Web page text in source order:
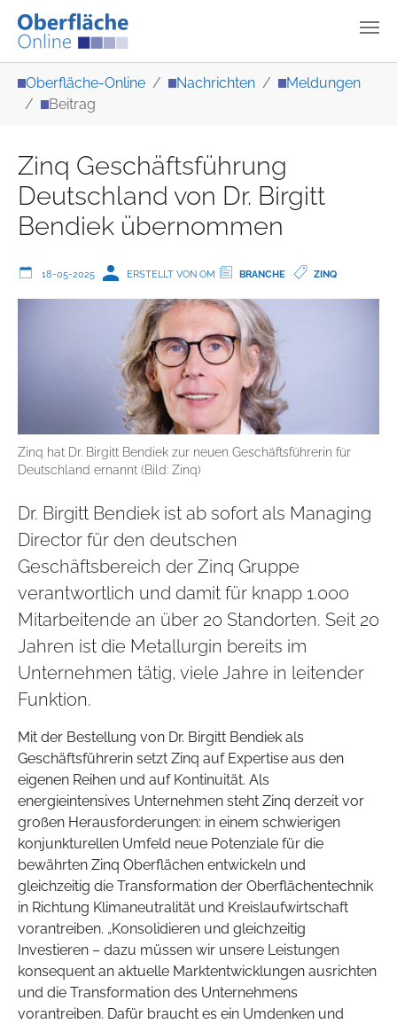
Oberfläche-Online Nachrichten
Meldungen
Beitrag
Zinq Geschäftsführung
Deutschland von Dr. Birgitt
Bendiek übernommen
18-05-2025 ERSTELLT VON OM BRANCHE ZINQ
Zinq hat Dr. Birgitt Bendiek zur neuen Geschäftsführerin für
Deutschland ernannt (Bild: Zinq)
Dr. Birgitt Bendiek ist ab sofort als Managing
Director für den deutschen
Geschäftsbereich der Zinq Gruppe
verantwortlich und damit für knapp 1.000
Mitarbeitende an über 20 Standorten. Seit 20
Jahren ist die Metallurgin bereits im
Unternehmen tätig, viele Jahre in leitender
Funktion.
Mit der Bestellung von Dr. Birgitt Bendiek als
Geschäftsführerin setzt Zinq auf Expertise aus den
eigenen Reihen und auf Kontinuität. Als
energieintensives Unternehmen steht Zinq derzeit vor
großen Herausforderungen: in einem schwierigen
konjunkturellen Umfeld neue Potenziale für die
bewährten Zinq Oberflächen entwickeln und
gleichzeitig die Transformation der Oberflächentechnik
in Richtung Klimaneutralität und Kreislaufwirtschaft
vorantreiben. „Konsolidieren und gleichzeitig
Investieren – dazu müssen wir unsere Leistungen
konsequent an aktuelle Marktentwicklungen ausrichten
und die Transformation des Unternehmens
vorantreiben. Dafür braucht es ein Umdenken und